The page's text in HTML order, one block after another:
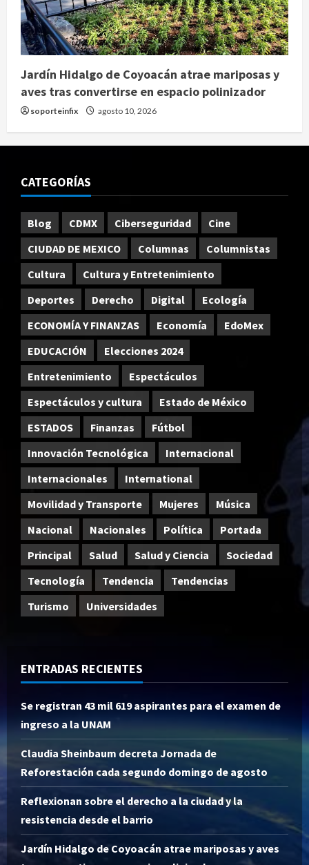
Jardín Hidalgo de Coyoacán atrae mariposas y
aves tras convertirse en espacio polinizador
soporteinfix agosto 10, 2026
CATEGORÍAS
Blog CDMX Ciberseguridad
Cine
CIUDAD DE MEXICO
Columnas
Columnistas
Cultura
Cultura y Entretenimiento
Deportes
Derecho Digital
Ecología
ECONOMÍA Y FINANZAS
Economía
EdoMex
EDUCACIÓN
Elecciones 2024
Entretenimiento
Espectáculos
Espectáculos y cultura
Estado de México
ESTADOS
Finanzas
Fútbol
Innovación Tecnológica
Internacional
Internacionales
International
Movilidad y Transporte
Mujeres
Música
Nacional
Nacionales Política
Portada
Principal
Salud Salud y Ciencia
Sociedad
Tecnología
Tendencia
Tendencias
Turismo
Universidades
ENTRADAS RECIENTES
Se registran 43 mil 619 aspirantes para el examen de
ingreso a la UNAM
Claudia Sheinbaum decreta Jornada de
Reforestación cada segundo domingo de agosto
Reflexionan sobre el derecho a la ciudad y la
resistencia desde el barrio
Jardín Hidalgo de Coyoacán atrae mariposas y aves